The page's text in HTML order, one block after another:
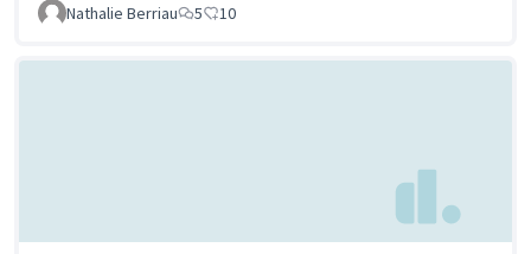
Nathalie Berriau
5 10